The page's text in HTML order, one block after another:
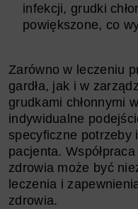
infekcji, grudki
powiększone, co
Zarówno w leczeniu
gardła, jak i w
grudkami chłonnymi
indywidualne
specyficzne potrzeby
pacjenta.
zdrowia może być
leczenia i
zdrowia.